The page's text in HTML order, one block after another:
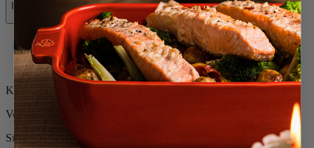
In den Warenkorb
42,90 €
Kostenlose Lieferung bei Einkäufen über 50 €
Kostenlose Rücksendungen
Versand innerhalb von 24 bis 48 Stunden
Sichere Zahlung